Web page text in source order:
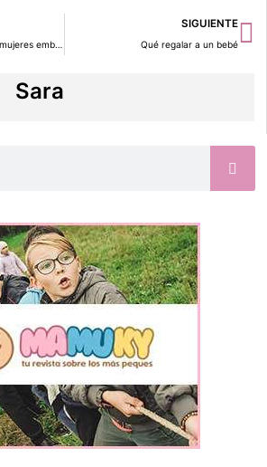
Cóctel de verduras para mujeres embarazadas
SIGUIENTE
Qué regalar a un bebé
Sara